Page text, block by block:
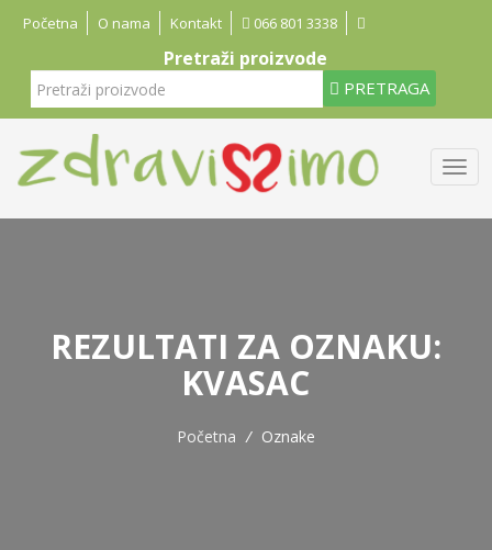
Početna O nama Kontakt 066 801 3338
Pretraži proizvode
PRETRAGA
REZULTATI ZA OZNAKU:
KVASAC
Početna / Oznake